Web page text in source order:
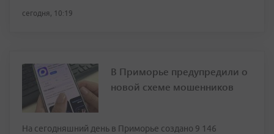
сегодня, 10:19
В Приморье предупредили о
новой схеме мошенников
На сегодняшний день в Приморье создано 9 146